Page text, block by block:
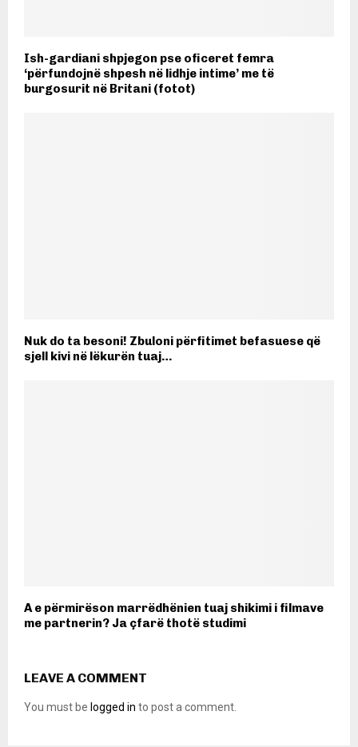
Ish-gardiani shpjegon pse oficeret femra
‘përfundojnë shpesh në lidhje intime’ me të
burgosurit në Britani (fotot)
Nuk do ta besoni! Zbuloni përfitimet befasuese që
sjell kivi në lëkurën tuaj…
A e përmirëson marrëdhënien tuaj shikimi i filmave
me partnerin? Ja çfarë thotë studimi
LEAVE A COMMENT
You must be logged in to post a comment.